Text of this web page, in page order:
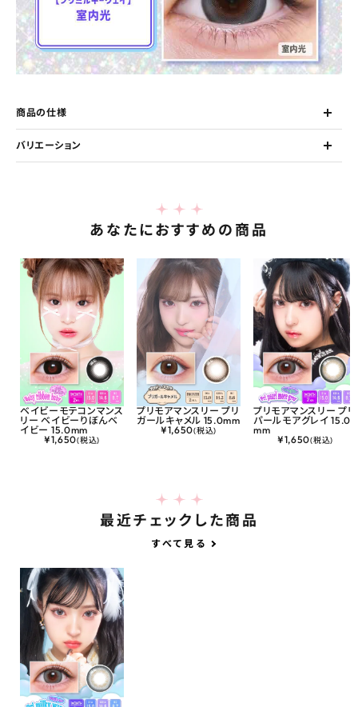
商品の仕様
バリエーション
あなたにおすすめの商品
ベイビーモテコンマンス
リー ベイビーりぼんベ
イビー 15.0mm
¥1,650(税込)
プリモアマンスリー プリ
ガールキャメル 15.0mm
¥1,650(税込)
プリモアマンスリー プリ
パールモアグレイ 15.0
mm
¥1,650(税込)
最近チェックした商品
すべて見る